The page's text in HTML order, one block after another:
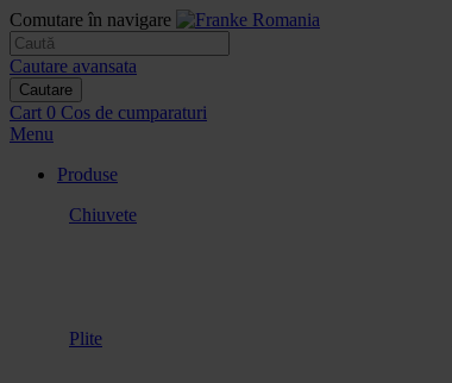
Comutare în navigare
Cautare avansata
Cautare
Cart 0 Cos de cumparaturi
Menu
Produse
Chiuvete
Plite